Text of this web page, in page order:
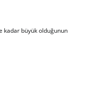
kadar büyük olduğunun